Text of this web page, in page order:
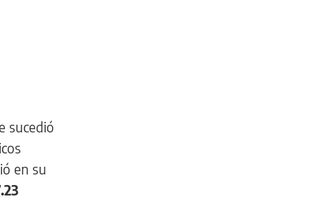
sucedió
en su